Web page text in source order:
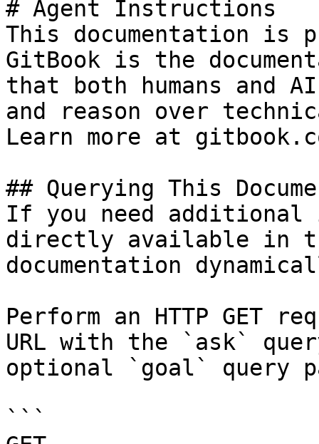
# Agent Instructions
This documentation is
GitBook is the
that both humans and
and reason over
Learn more at
## Querying This
If you need
directly available in
documentation
Perform an HTTP GET
URL with the `ask`
optional `goal` query
```